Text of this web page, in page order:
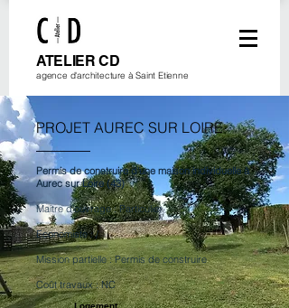
ATELIER CD
agence d'architecture à Saint Etienne
PROJET AUREC SUR LOIRE
Logement
Permis de construire d'une maison individuelle à
Aurec sur Loire (43)
Maitre d'ouvrage : Particulier
Economiste : /
Mission partielle : Permis de construire
Coût travaux : NC